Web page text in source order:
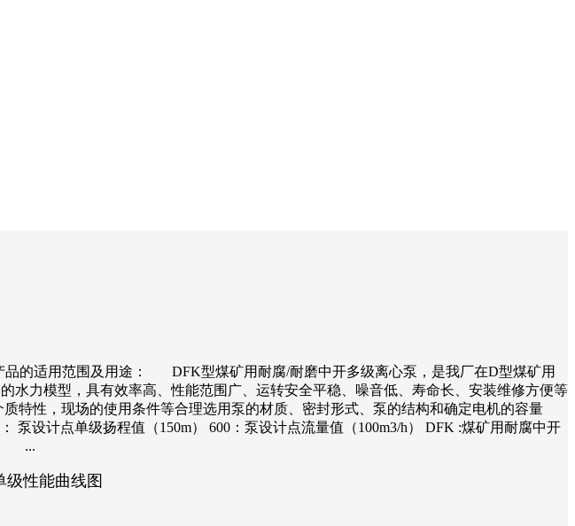
品的适用范围及用途： DFK型煤矿用耐腐/耐磨中开多级离心泵，是我厂在D型煤矿用
力模型，具有效率高、性能范围广、运转安全平稳、噪音低、寿命长、安装维修方便等
特性，现场的使用条件等合理选用泵的材质、密封形式、泵的结构和确定电机的容量
泵设计点单级扬程值（150m） 600：泵设计点流量值（100m3/h） DFK :煤矿用耐腐中开
h ...
级性能曲线图